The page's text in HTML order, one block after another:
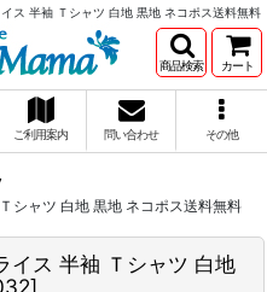
ス 半袖 Ｔシャツ 白地 黒地 ネコポス送料無料
商品検索 カート
ご利用案内 問い合わせ その他
シャツ 白地 黒地 ネコポス送料無料
イス 半袖 Ｔシャツ 白地
]